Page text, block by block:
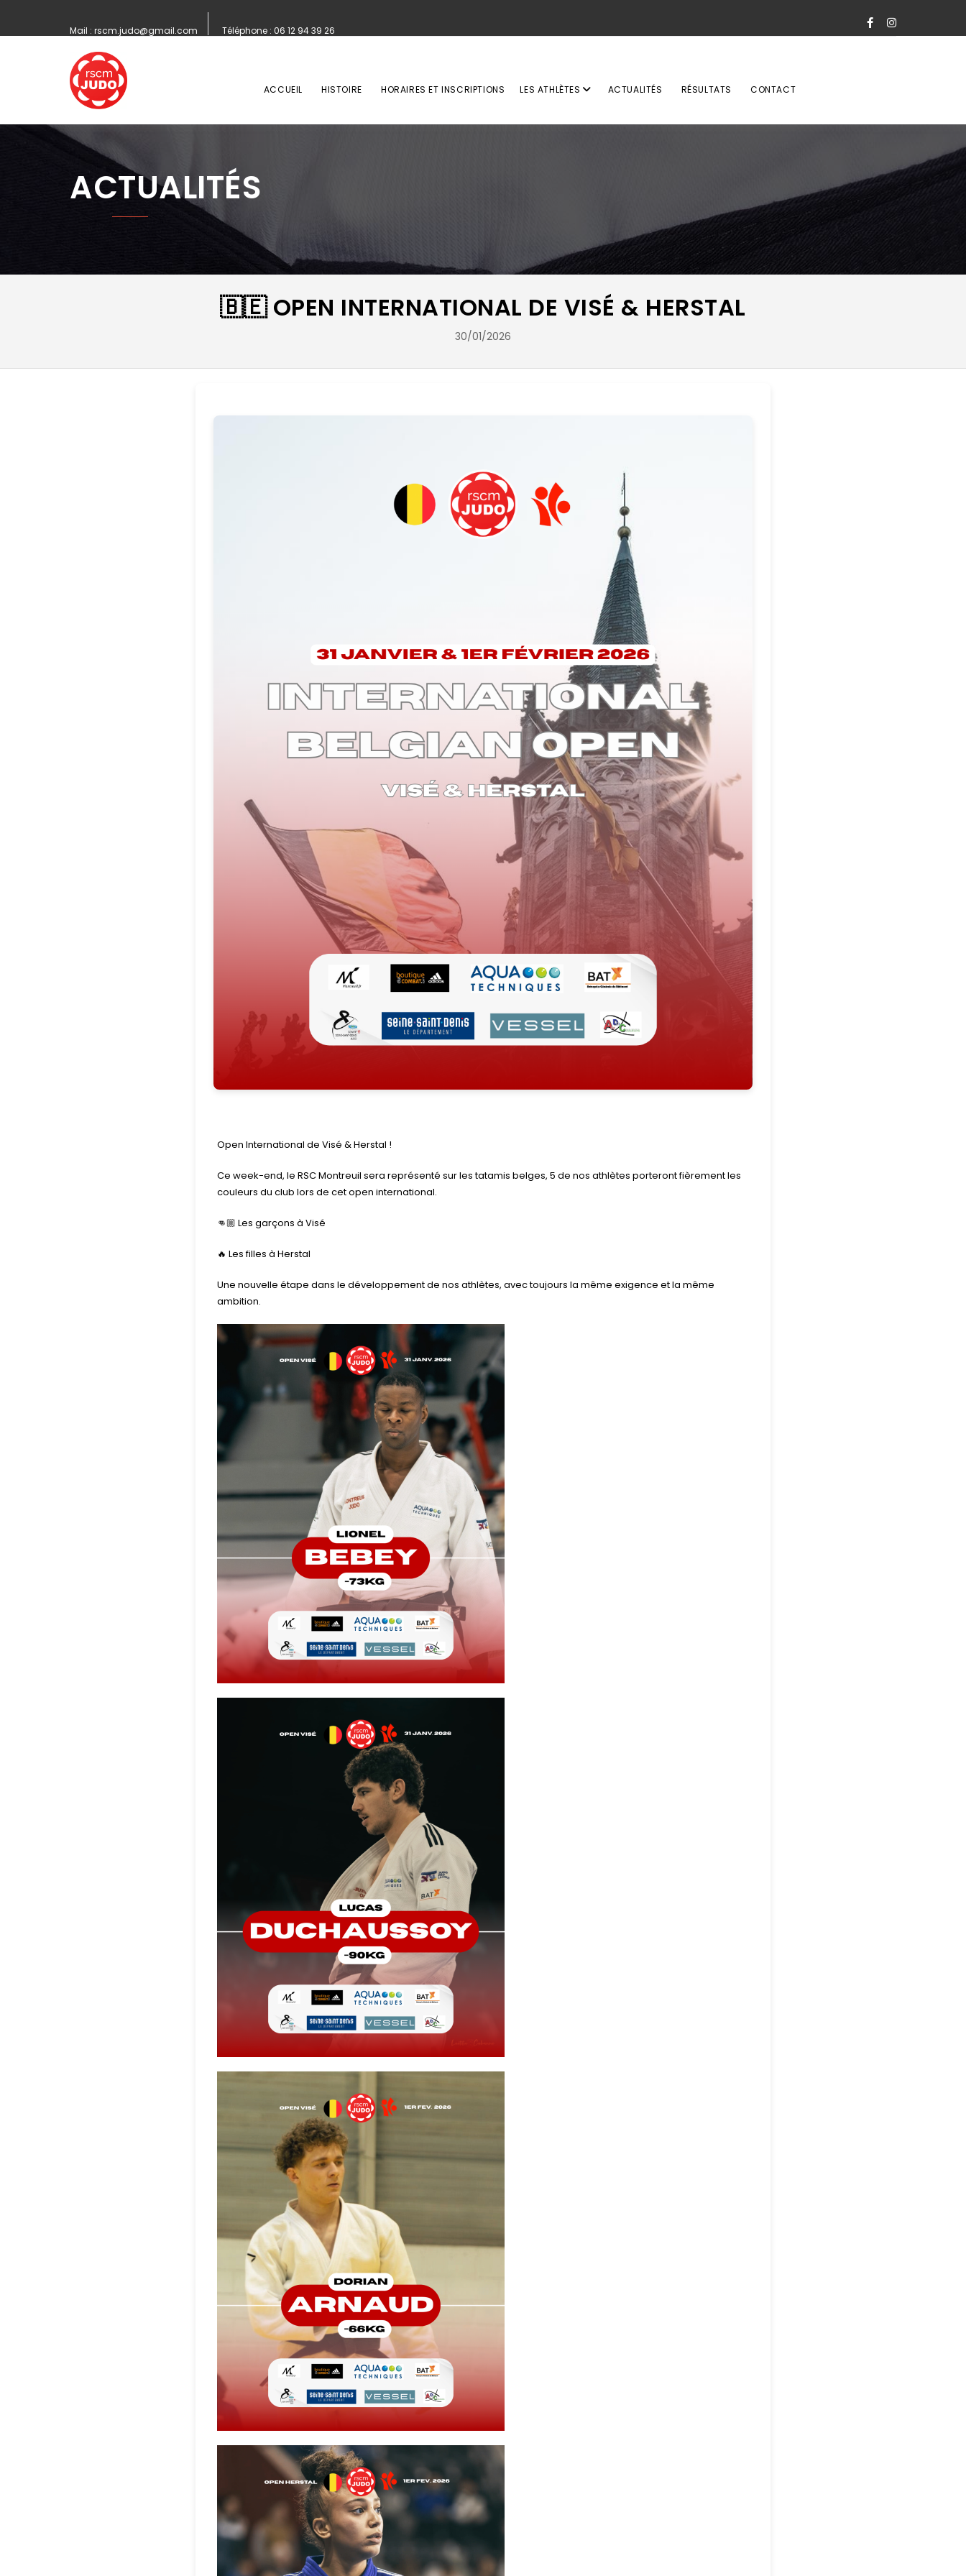
Mail : rscm.judo@gmail.com Téléphone : 06 12 94 39 26
ACCUEIL HISTOIRE HORAIRES ET INSCRIPTIONS LES ATHLÈTES ACTUALITÉS RÉSULTATS CONTACT
ACTUALITÉS
🇧🇪 OPEN INTERNATIONAL DE VISÉ & HERSTAL
30/01/2026
Open International de Visé & Herstal !
Ce week-end, le RSC Montreuil sera représenté sur les tatamis belges, 5 de nos athlètes porteront fièrement les
couleurs du club lors de cet open international.
👊🏼 Les garçons à Visé
🔥 Les filles à Herstal
Une nouvelle étape dans le développement de nos athlètes, avec toujours la même exigence et la même
ambition.